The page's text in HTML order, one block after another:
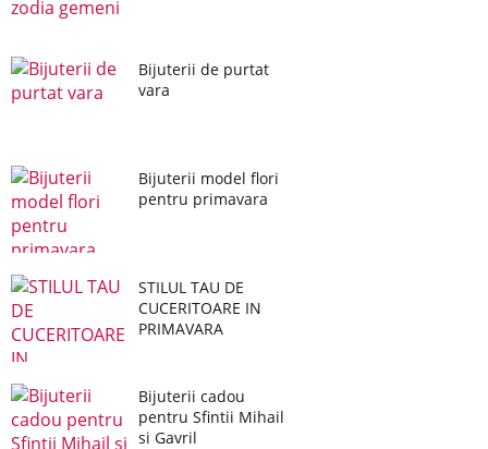
Bijuterii de purtat
vara
Bijuterii model flori
pentru primavara
STILUL TAU DE
CUCERITOARE IN
PRIMAVARA
Bijuterii cadou
pentru Sfintii Mihail
si Gavril